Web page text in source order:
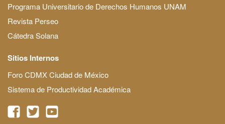
Programa Universitario de Derechos Humanos UNAM
Revista Perseo
Cátedra Solana
Sitios Internos
Foro CDMX Ciudad de México
Sistema de Productividad Académica